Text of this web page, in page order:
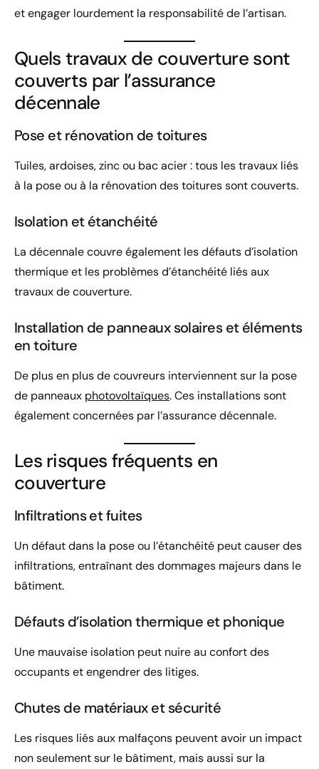
et engager lourdement la responsabilité de l’artisan.
Quels travaux de couverture sont
couverts par l’assurance
décennale
Pose et rénovation de toitures
Tuiles, ardoises, zinc ou bac acier : tous les travaux liés
à la pose ou à la rénovation des toitures sont couverts.
Isolation et étanchéité
La décennale couvre également les défauts d’isolation
thermique et les problèmes d’étanchéité liés aux
travaux de couverture.
Installation de panneaux solaires et éléments
en toiture
De plus en plus de couvreurs interviennent sur la pose
de panneaux photovoltaïques. Ces installations sont
également concernées par l’assurance décennale.
Les risques fréquents en
couverture
Infiltrations et fuites
Un défaut dans la pose ou l’étanchéité peut causer des
infiltrations, entraînant des dommages majeurs dans le
bâtiment.
Défauts d’isolation thermique et phonique
Une mauvaise isolation peut nuire au confort des
occupants et engendrer des litiges.
Chutes de matériaux et sécurité
Les risques liés aux malfaçons peuvent avoir un impact
non seulement sur le bâtiment, mais aussi sur la